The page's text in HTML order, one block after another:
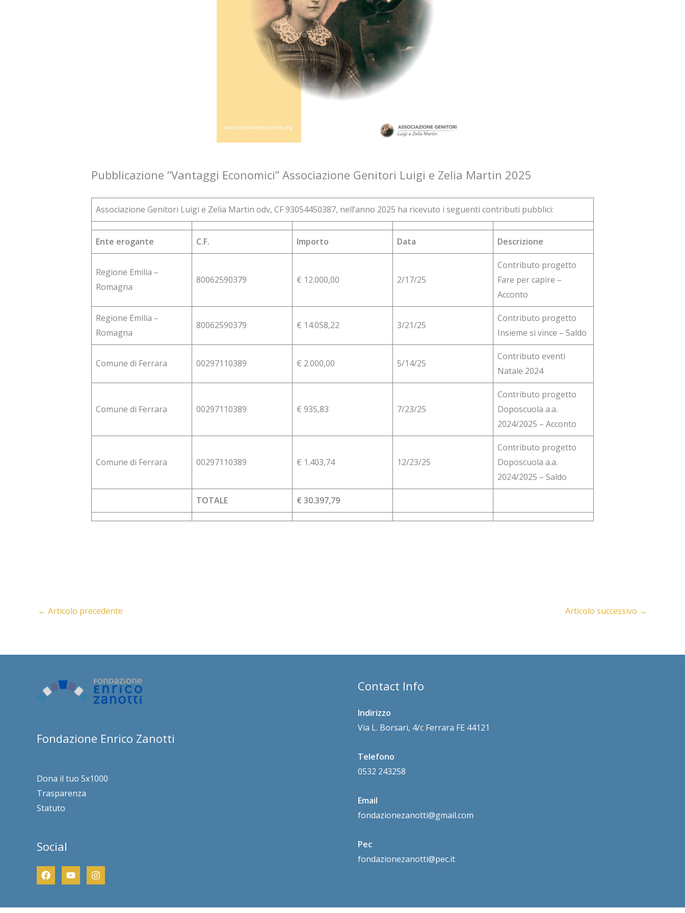
Pubblicazione “Vantaggi Economici” Associazione Genitori Luigi e Zelia Martin 2025
Associazione Genitori Luigi e Zelia Martin odv, CF 93054450387, nell’anno 2025 ha ricevuto i seguenti contributi pubblici:
Ente erogante C.F. Importo Data Descrizione
Regione Emilia –
Romagna
80062590379 € 12.000,00 2/17/25
Contributo progetto
Fare per capire –
Acconto
Regione Emilia –
Romagna
80062590379 € 14.058,22 3/21/25
Contributo progetto
Insieme si vince – Saldo
Comune di Ferrara 00297110389 € 2.000,00 5/14/25
Contributo eventi
Natale 2024
Comune di Ferrara 00297110389 € 935,83 7/23/25
Contributo progetto
Doposcuola a.a.
2024/2025 – Acconto
Comune di Ferrara 00297110389 € 1.403,74 12/23/25
Contributo progetto
Doposcuola a.a.
2024/2025 – Saldo
TOTALE € 30.397,79
← Articolo precedente Articolo successivo →
Fondazione Enrico Zanotti
Dona il tuo 5x1000
Trasparenza
Statuto
Social
Contact Info
Indirizzo
Via L. Borsari, 4/c Ferrara FE 44121
Telefono
0532 243258
Email
fondazionezanotti@gmail.com
Pec
fondazionezanotti@pec.it